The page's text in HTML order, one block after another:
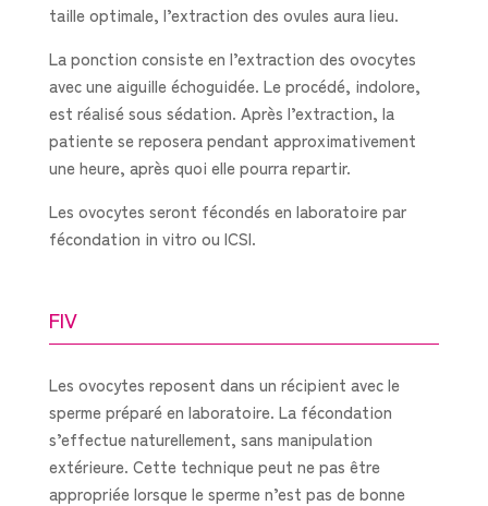
taille optimale, l’extraction des ovules aura lieu.
La ponction consiste en l’extraction des ovocytes
avec une aiguille échoguidée. Le procédé, indolore,
est réalisé sous sédation. Après l’extraction, la
patiente se reposera pendant approximativement
une heure, après quoi elle pourra repartir.
Les ovocytes seront fécondés en laboratoire par
fécondation in vitro ou ICSI.
FIV
Les ovocytes reposent dans un récipient avec le
sperme préparé en laboratoire. La fécondation
s’effectue naturellement, sans manipulation
extérieure. Cette technique peut ne pas être
appropriée lorsque le sperme n’est pas de bonne